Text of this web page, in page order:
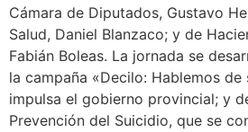
Cámara de Diputados, Gustavo
Salud, Daniel Blanzaco; y de
Fabián Boleas. La jornada se
la campaña «Decilo: Hablemos de
impulsa el gobierno provincial; y
Prevención del Suicidio, que se